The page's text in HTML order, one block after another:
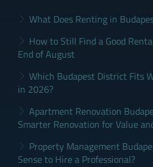
What Does Renting in
How to Still Find a Good
End of August
Which Budapest District Fits
in 2026?
Apartment Renovation
Smarter Renovation for Value
Property Management
Sense to Hire a Professional?